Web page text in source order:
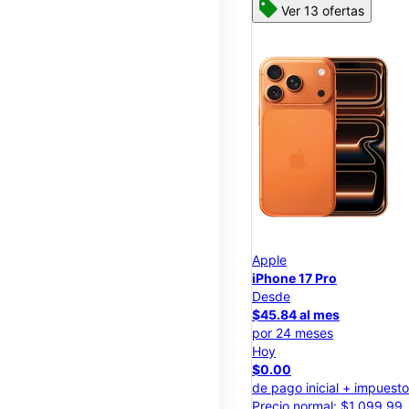
Ver 13 ofertas
Apple
iPhone 17 Pro
Desde
$45.84 al mes
por 24 meses
Hoy
$0.00
de pago inicial +
Precio normal: $1,099.99